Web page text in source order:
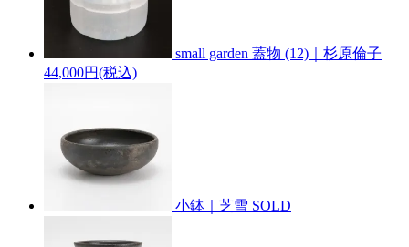
small garden 蓋物 (12)｜杉原倫子
44,000円(税込)
小鉢｜芝雪 SOLD